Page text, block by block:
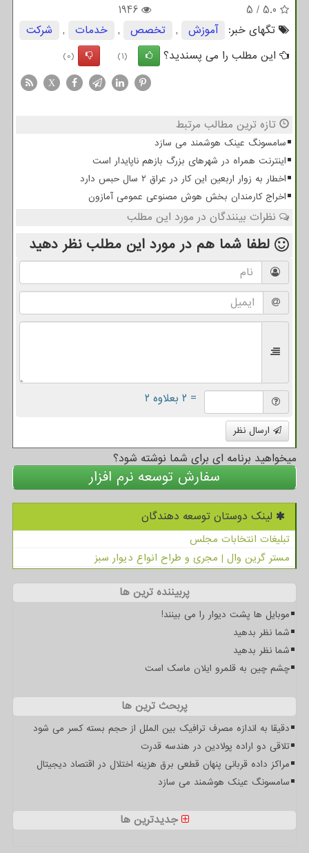
5.0
/
5
1946
تگهای خبر:
آموزش , تخصص , خدمات ,
شركت
این مطلب را می پسندید؟
(1)
(0)
X
تازه ترین مطالب مرتبط
سامسونگ عینک هوشمند می سازد
اینترنت همراه در شهرهای بزرگ بازهم ناپایدار است
اخطار به زوار اربعین این کار در عراق ۲ سال حبس دارد
اخراج کارمندان بخش هوش مصنوعی عمومی آمازون
نظرات بینندگان در مورد این مطلب
لطفا شما هم در مورد این مطلب نظر دهید
= ۲ بعلاوه ۲
ارسال نظر
میخواهید برنامه ای برای شما نوشته شود؟
سفارش توسعه نرم افزار
لینک دوستان توسعه دهندگان
تبلیغات انتخابات مجلس
مستر گرین وال | مجری و طراح انواع دیوار سبز
پربیننده ترین ها
موبایل ها پشت دیوار را می بینند!
شما نظر بدهید
شما نظر بدهید
چشم چین به قلمرو ایلان ماسک است
پربحث ترین ها
دقیقا به اندازه مصرف ترافیک بین الملل از حجم بسته کسر می شود
تلاقی دو اراده پولادین در هندسه قدرت
مراکز داده قربانی پنهان قطعی برق هزینه اختلال در اقتصاد دیجیتال
سامسونگ عینک هوشمند می سازد
جدیدترین ها